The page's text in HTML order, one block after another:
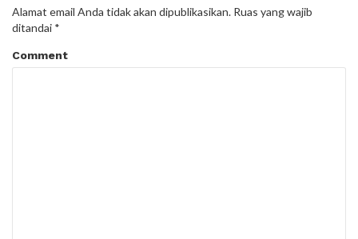
Alamat email Anda tidak akan dipublikasikan. Ruas yang wajib
ditandai *
Comment